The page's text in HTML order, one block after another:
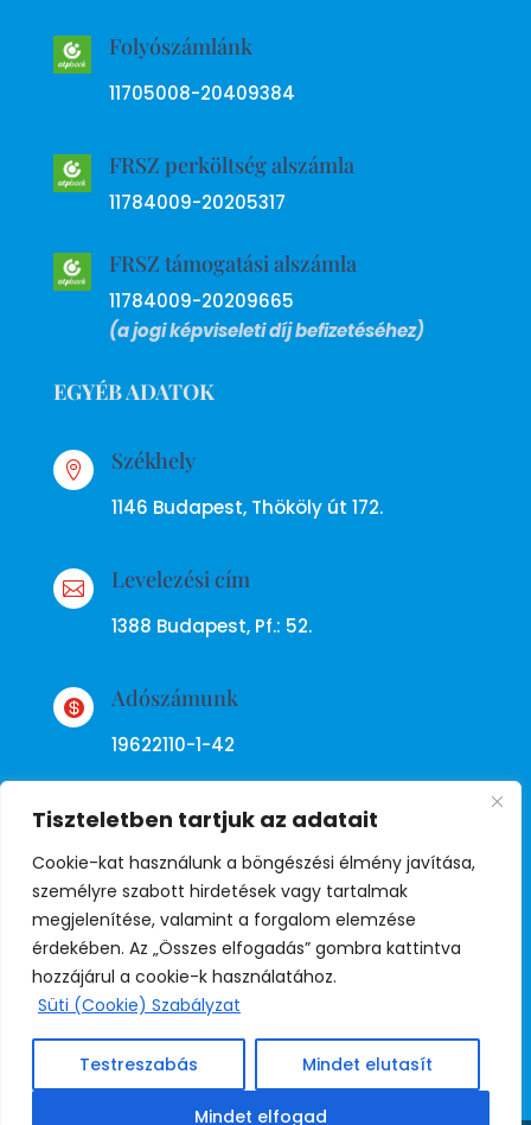
Tiszteletben tartjuk az adatait
Cookie-kat használunk a böngészési élmény javítása,
személyre szabott hirdetések vagy tartalmak
megjelenítése, valamint a forgalom elemzése
érdekében. Az „Összes elfogadás” gombra kattintva
hozzájárul a cookie-k használatához.
Süti (Cookie) Szabályzat
Testreszabás Mindet elutasít
Mindet elfogad
Folyószámlánk
11705008-20409384
FRSZ perköltség alszámla
11784009-20205317
FRSZ támogatási alszámla
11784009-20209665
(a jogi képviseleti díj befizetéséhez)
EGYÉB ADATOK
 Székhely
1146 Budapest, Thököly út 172.
 Levelezési cím
1388 Budapest, Pf.: 52.
 Adószámunk
19622110-1-42
Adatkezelési tájékoztató
© Copyright Független Rendőr
Szakszervezet
Weboldal:Juda